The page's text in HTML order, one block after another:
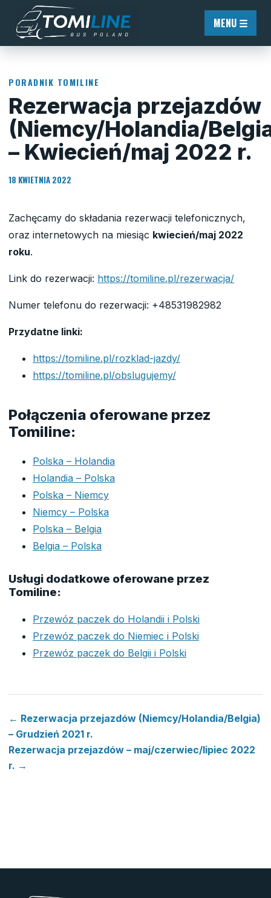
Przejdź do treści
MENU ☰
PORADNIK TOMILINE
Rezerwacja przejazdów
(Niemcy/Holandia/
– Kwiecień/maj 2022 r.
18 KWIETNIA 2022
Zachęcamy do składania rezerwacji telefonicznych,
oraz internetowych na miesiąc kwiecień/maj 2022
roku.
Link do rezerwacji: https://tomiline.pl/rezerwacja/
Numer telefonu do rezerwacji: +48531982982
Przydatne linki:
https://tomiline.pl/rozklad-jazdy/
https://tomiline.pl/obslugujemy/
Połączenia oferowane przez
Tomiline:
Polska – Holandia
Holandia – Polska
Polska – Niemcy
Niemcy – Polska
Polska – Belgia
Belgia – Polska
Usługi dodatkowe oferowane przez
Tomiline:
Przewóz paczek do Holandii i Polski
Przewóz paczek do Niemiec i Polski
Przewóz paczek do Belgii i Polski
← Rezerwacja przejazdów (Niemcy/Holandia/Belgia)
– Grudzień 2021 r.
Rezerwacja przejazdów – maj/czerwiec/lipiec 2022
r. →